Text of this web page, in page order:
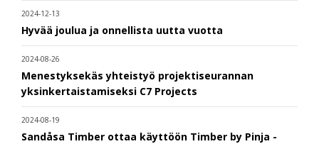
2024-12-13
Hyvää joulua ja onnellista uutta vuotta
2024-08-26
Menestyksekäs yhteistyö projektiseurannan
yksinkertaistamiseksi C7 Projects
2024-08-19
Sandåsa Timber ottaa käyttöön Timber by Pinja -